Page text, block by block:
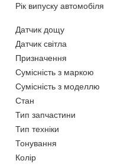
Рік випуску автомобіля
Датчик дощу
Датчик світла
Призначення
Сумісність з маркою
Сумісність з моделлю
Стан
Тип запчастини
Тип техніки
Тонування
Колір